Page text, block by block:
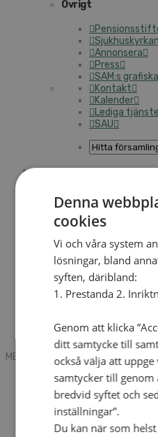
Övrigt
Sjukhuskyrkan
Annonsera
Press
SAM:s
Kontakt
Kalender
Lediga
SAU
Mobile box
Kontakt
Tidning
Annonsera
Hitta
Press
SAU
Lediga
MENU
MENU
Search mobile
English
Hej! Vad söker du?
Kontakt
Kalender
Denna
cookies
Vi och våra system
lösningar, bland
syften, däribland:
1. Prestanda 2.
Genom att klicka
ditt samtycke till
också välja att
samtycker till
bredvid syftet och
inställningar”.
Du kan när som